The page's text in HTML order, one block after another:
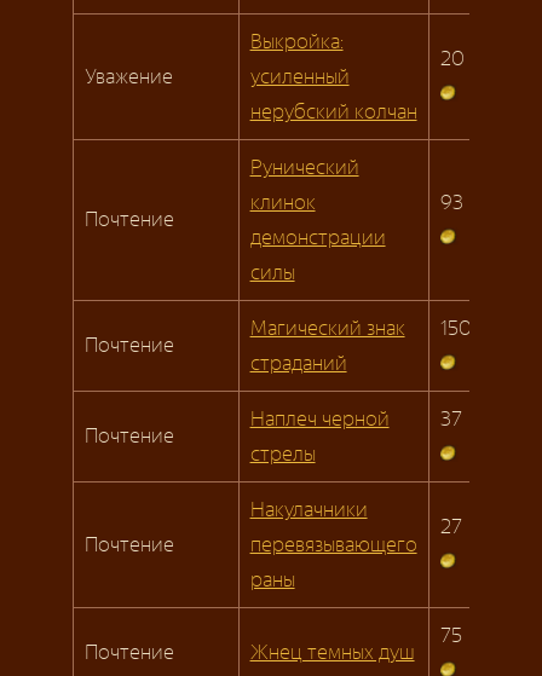
Уважение
Выкройка:
усиленный
нерубский колчан
20
Почтение
Рунический
клинок
демонстрации
силы
93
Почтение
Магический знак
страданий
150
Почтение
Наплеч черной
стрелы
37
Почтение
Накулачники
перевязывающего
раны
27
Почтение Жнец темных душ
75